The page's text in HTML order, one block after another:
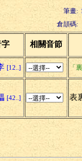
筆畫:
倉頡碼:
字 相關音節
[12..] 「
[42..] 表